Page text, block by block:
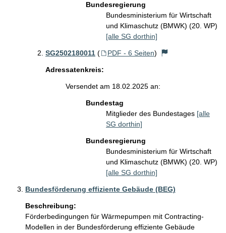
Bundesregierung
Bundesministerium für Wirtschaft
und Klimaschutz (BMWK) (20. WP)
[alle SG dorthin]
SG2502180011 ( PDF - 6 Seiten)
Adressatenkreis:
Versendet am 18.02.2025 an:
Bundestag
Mitglieder des Bundestages [alle
SG dorthin]
Bundesregierung
Bundesministerium für Wirtschaft
und Klimaschutz (BMWK) (20. WP)
[alle SG dorthin]
Bundesförderung effiziente Gebäude (BEG)
Beschreibung:
Förderbedingungen für Wärmepumpen mit Contracting-
Modellen in der Bundesförderung effiziente Gebäude